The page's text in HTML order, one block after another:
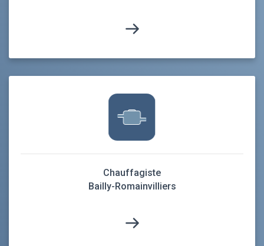
Chauffagiste
Bailly-Romainvilliers